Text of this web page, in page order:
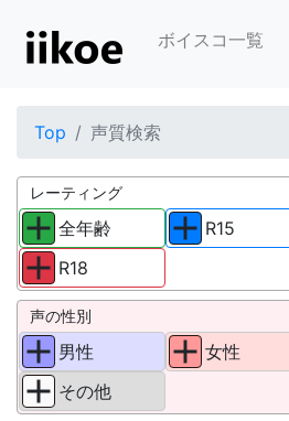
ボイスコ一覧
Top 声質検索
レーティング
全年齢
R18
R15
声の性別
男性
その他
女性